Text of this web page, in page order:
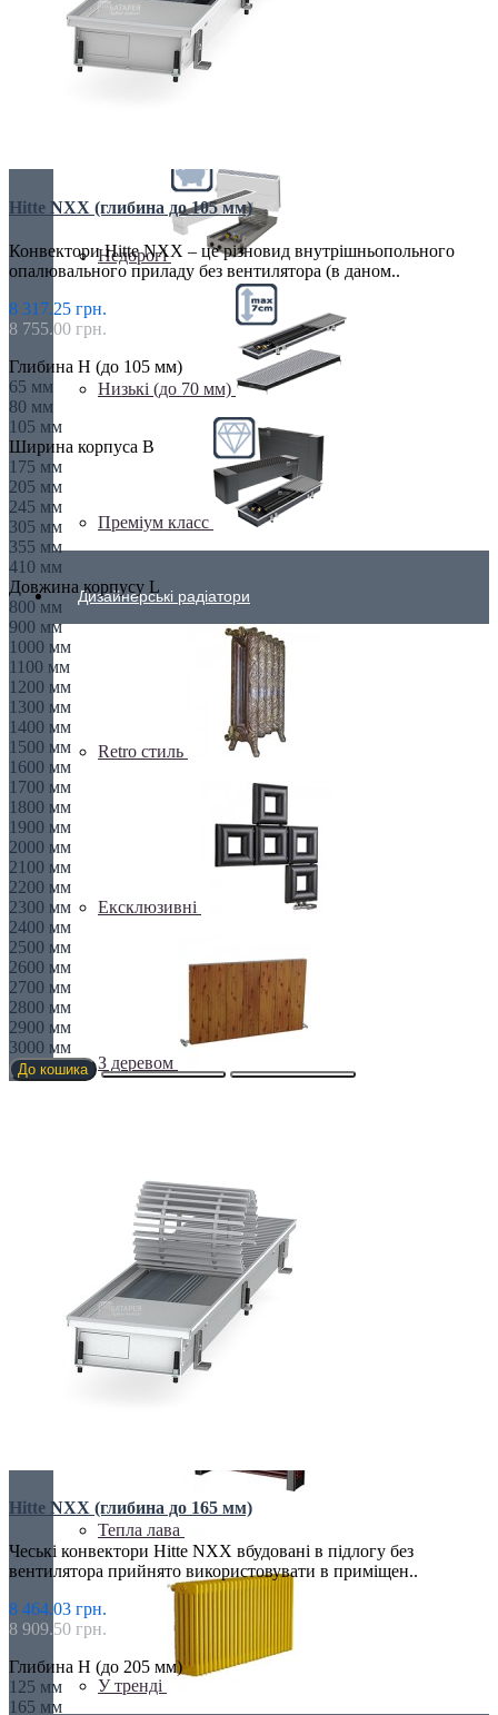
Недорогі
Низькі (до 70 мм)
Преміум класс
Дизайнерські радіатори
Retro стиль
Ексклюзивні
З деревом
З дзеркалом
З каменю
Тепла лава
У тренді
Hitte NXX (глибина до 105 мм)
Конвектори Hitte NXX – це різновид внутрішньопольного
опалювального приладу без вентилятора (в даном..
8 317.25 грн.
8 755.00 грн.
Глибина H (до 105 мм)
65 мм
80 мм
105 мм
Ширина корпуса B
175 мм
205 мм
245 мм
305 мм
355 мм
410 мм
Довжина корпусу L
800 мм
900 мм
1000 мм
1100 мм
1200 мм
1300 мм
1400 мм
1500 мм
1600 мм
1700 мм
1800 мм
1900 мм
2000 мм
2100 мм
2200 мм
2300 мм
2400 мм
2500 мм
2600 мм
2700 мм
2800 мм
2900 мм
3000 мм
До кошика
Hitte NXX (глибина до 165 мм)
Чеські конвектори Hitte NXX вбудовані в підлогу без
вентилятора прийнято використовувати в приміщен..
8 464.03 грн.
8 909.50 грн.
Глибина H (до 205 мм)
125 мм
165 мм